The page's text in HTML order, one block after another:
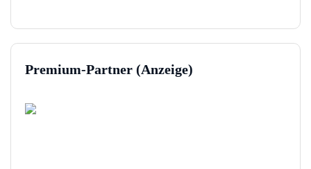
Premium-Partner (Anzeige)